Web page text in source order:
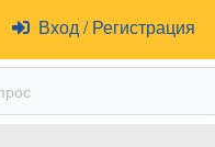
Вход /Регистрация